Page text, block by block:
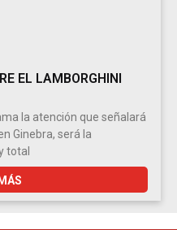
EL LAMBORGHINI
la atención que señalará
Ginebra, será la
total